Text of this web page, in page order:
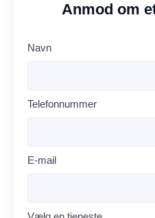
Anmod om
Navn
Telefonnummer
E-mail